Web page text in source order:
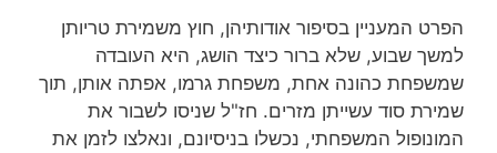
הפרט המעניין בסיפור אודותיהן, חוץ משמירת טריותן
למשך שבוע, שלא ברור כיצד הושג, היא העובדה
שמשפחת כהונה אחת, משפחת גרמו, אפתה אותן, תוך
שמירת סוד עשייתן מזרים. חז"ל שניסו לשבור את
המונופול המשפחתי, נכשלו בניסיונם, ונאלצו לזמן את